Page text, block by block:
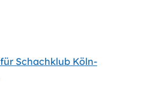
Schachklub Köln-